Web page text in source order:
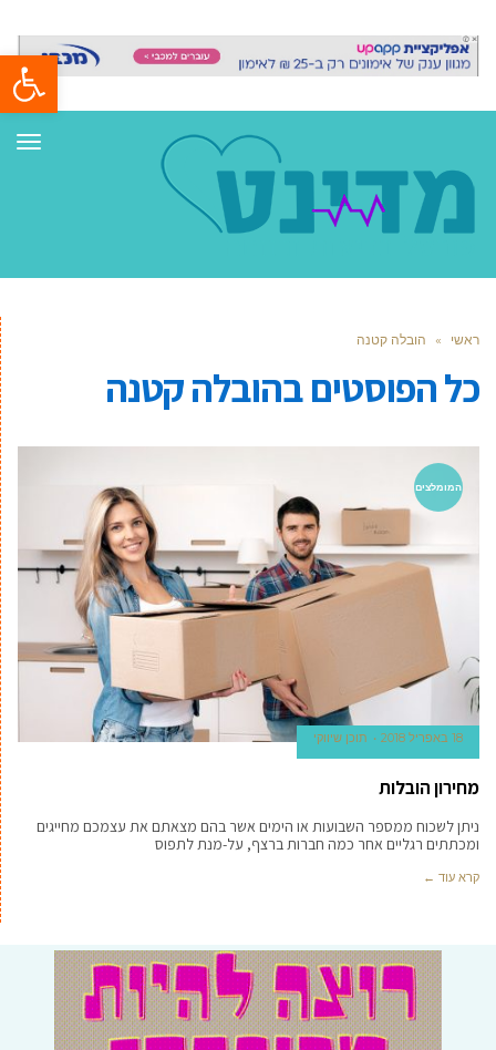
פתח
ראשי » הובלה קטנה
כל הפוסטים בהובלה קטנה
המומלצים
18 באפריל 2018 תוכן שיווקי
מחירון הובלות
ניתן לשכוח ממספר השבועות או הימים אשר בהם מצאתם את עצמכם מחייגים
ומכתתים רגליים אחר כמה חברות ברצף, על-מנת לתפוס
קרא עוד ←